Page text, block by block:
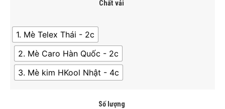
Chất vải
1. Mè Telex Thái - 2c
2. Mè Caro Hàn Quốc - 2c
3. Mè kim HKool Nhật - 4c
Số lượng